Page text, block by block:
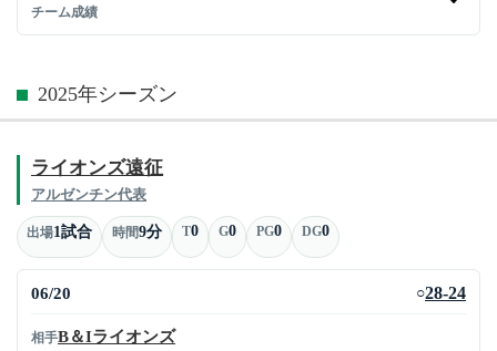
チーム成績
2025年シーズン
ライオンズ遠征
アルゼンチン代表
出場1試合 時間9分 T0 G0 PG0 DG0
06/20 ○28-24
相手B＆Iライオンズ